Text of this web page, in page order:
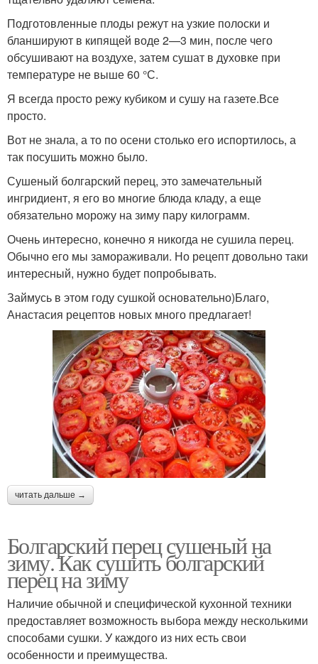
Подготовленные плоды режут на узкие полоски и
бланшируют в кипящей воде 2—3 мин, после чего
обсушивают на воздухе, затем сушат в духовке при
температуре не выше 60 °С.
Я всегда просто режу кубиком и сушу на газете.Все
просто.
Вот не знала, а то по осени столько его испортилось, а
так посушить можно было.
Сушеный болгарский перец, это замечательный
ингридиент, я его во многие блюда кладу, а еще
обязательно морожу на зиму пару килограмм.
Очень интересно, конечно я никогда не сушила перец.
Обычно его мы замораживали. Но рецепт довольно таки
интересный, нужно будет попробывать.
Займусь в этом году сушкой основательно)Благо,
Анастасия рецептов новых много предлагает!
читать дальше →
Болгарский перец сушеный на
зиму. Как сушить болгарский
перец на зиму
Наличие обычной и специфической кухонной техники
предоставляет возможность выбора между несколькими
способами сушки. У каждого из них есть свои
особенности и преимущества.